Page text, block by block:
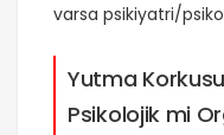
varsa psikiyatri/
Yutma
Psikolojik mi